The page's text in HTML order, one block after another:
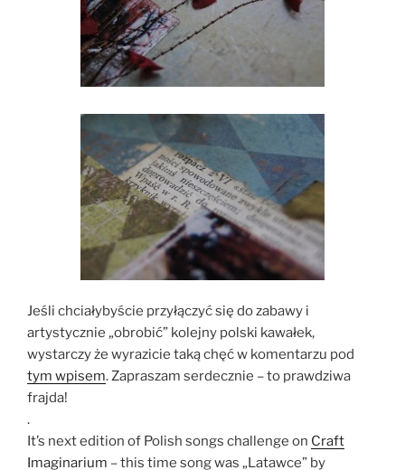
Jeśli chciałybyście przyłączyć się do zabawy i
artystycznie „obrobić” kolejny polski kawałek,
wystarczy że wyrazicie taką chęć w komentarzu pod
tym wpisem. Zapraszam serdecznie – to prawdziwa
frajda!
.
It’s next edition of Polish songs challenge on Craft
Imaginarium – this time song was „Latawce” by